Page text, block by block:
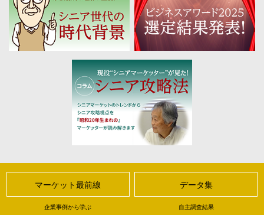
マーケット最前線
企業事例から学ぶ
データ集
自主調査結果